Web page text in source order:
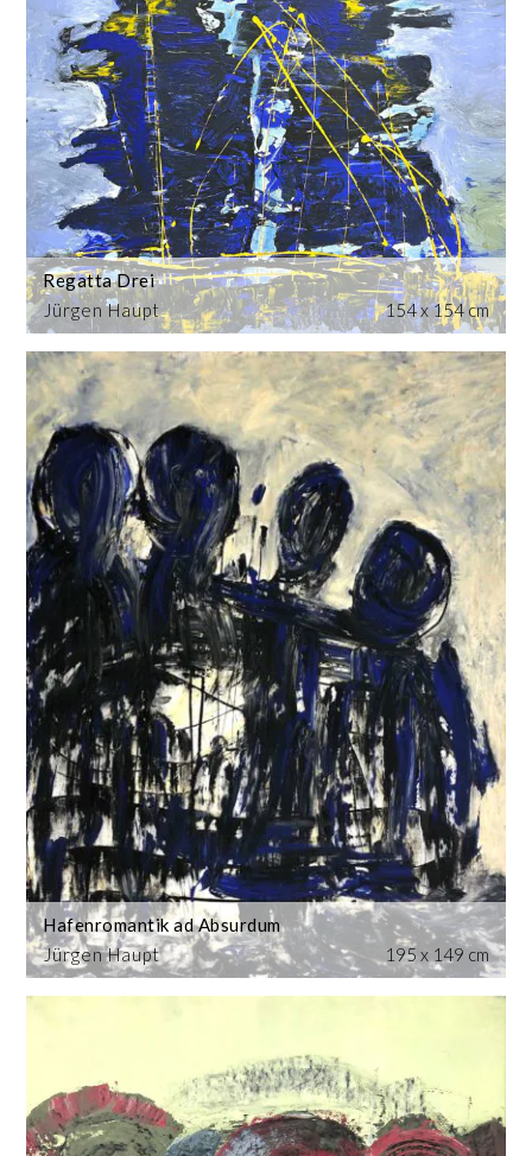
Jürgen Haupt
Regatta Drei
154 x 154 cm
Jürgen Haupt
Hafenromantik ad Absurdum
195 x 149 cm